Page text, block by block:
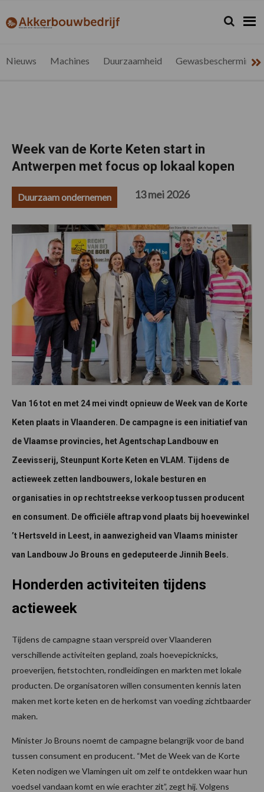
de
de
de
de
akkerbouwbedrijf.be
Nieuws
Zoeken...
Zoek
Nieuws Machines Duurzaamheid Gewasbescherming
Week van de Korte Keten start in
Antwerpen met focus op lokaal kopen
Duurzaam ondernemen 13 mei 2026
Van 16 tot en met 24 mei vindt opnieuw de Week van de Korte
Keten plaats in Vlaanderen. De campagne is een initiatief van
de Vlaamse provincies, het Agentschap Landbouw en
Zeevisserij, Steunpunt Korte Keten en VLAM. Tijdens de
actieweek zetten landbouwers, lokale besturen en
organisaties in op rechtstreekse verkoop tussen producent
en consument. De officiële aftrap vond plaats bij hoevewinkel
’t Hertsveld in Leest, in aanwezigheid van Vlaams minister
van Landbouw Jo Brouns en gedeputeerde Jinnih Beels.
Honderden activiteiten tijdens
actieweek
Tijdens de campagne staan verspreid over Vlaanderen
verschillende activiteiten gepland, zoals hoevepicknicks,
proeverijen, fietstochten, rondleidingen en markten met lokale
producten. De organisatoren willen consumenten kennis laten
maken met korte keten en de herkomst van voeding zichtbaarder
maken.
Minister Jo Brouns noemt de campagne belangrijk voor de band
tussen consument en producent. “Met de Week van de Korte
Keten nodigen we Vlamingen uit om zelf te ontdekken waar hun
voedsel vandaan komt en wie erachter zit”, zegt hij. Volgens